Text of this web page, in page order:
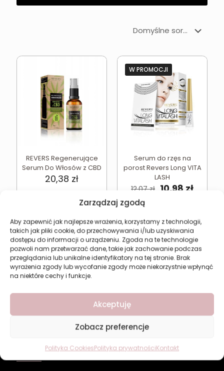
Zarządzaj zgodą
Aby zapewnić jak najlepsze wrażenia, korzystamy z technologii,
takich jak pliki cookie, do przechowywania i/lub uzyskiwania
dostępu do informacji o urządzeniu. Zgoda na te technologie
pozwoli nam przetwarzać dane, takie jak zachowanie podczas
przeglądania lub unikalne identyfikatory na tej stronie. Brak
wyrażenia zgody lub wycofanie zgody może niekorzystnie wpłynąć
na niektóre cechy i funkcje.
Akceptuję
Zobacz preferencje
Polityka CookiesPolityka prywatnościKontakt
REVERS Regenerujące
Serum Do Włosów z CBD
20,38 zł
Dodaj do koszyka
W PROMOCJI
Serum do rzęs na
porost Revers Long VITA
LASH
12,07zł Pierwotna
12,07 zł.
10,98 zł
10,98
Najniższa cena w ciągu
Dodaj do koszyka
Revers Cosmetics
O firmie
Kategorie